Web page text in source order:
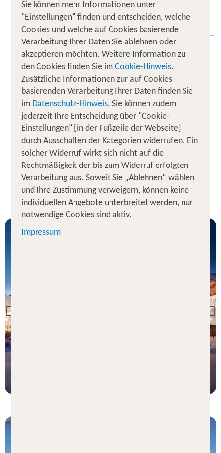
einen glitzernden Pulverschnee stapfst. Um dich
herum liegenverschneite Wälder, überragt von
denbeeindruckenden Gipfeln der Hohen Tatra
–
willkommen im Winterurlaub in Polen! Das Land
zwischen Ostsee und Karpaten ist ein echter
Insider-Tippfür dich, wenn dein Herz für
unvergessliche Reisen in der kalten Jahreszeit
schlägt. Voncharmanten Bergdörfernüber
moderne Skigebietewie Kasprowy Wierch bis zu
historischen Städtenreichen die Vorzüge, mit
denen dich Polen im Winter verzaubert. Lerne das
vielfältigeReiseziel für Pistenliebhaber und
Erholungssuchendekennen!
Unsere Bestseller für den Polen
Winterurlaub
Previous
Sie können mehr Informationen unter
"Einstellungen" finden und entscheiden, welche
Cookies und welche auf Cookies basierende
Verarbeitung Ihrer Daten Sie ablehnen oder
akzeptieren möchten. Weitere Information zu
den Cookies finden Sie im Cookie-Hinweis.
Zusätzliche Informationen zur auf Cookies
basierenden Verarbeitung Ihrer Daten finden Sie
im Datenschutz-Hinweis. Sie können zudem
jederzeit Ihre Entscheidung über "Cookie-
Einstellungen" [in der Fußzeile der Webseite]
durch Ausschalten der Kategorien widerrufen. Ein
solcher Widerruf wirkt sich nicht auf die
Rechtmäßigkeit der bis zum Widerruf erfolgten
Verarbeitung aus. Soweit Sie „Ablehnen“ wählen
und Ihre Zustimmung verweigern, können keine
individuellen Angebote unterbreitet werden, nur
notwendige Cookies sind aktiv.
Impressum